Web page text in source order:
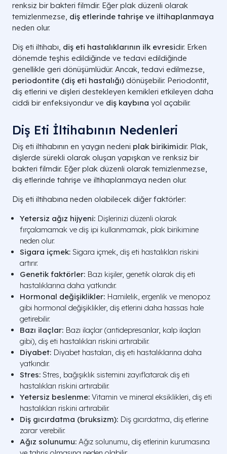
renksiz bir bakteri filmdir. Eğer plak düzenli olarak
temizlenmezse, diş etlerinde tahrişe ve iltihaplanmaya
neden olur.
Diş eti iltihabı, diş eti hastalıklarının ilk evresidir. Erken
dönemde teşhis edildiğinde ve tedavi edildiğinde
genellikle geri dönüşümlüdür. Ancak, tedavi edilmezse,
periodontite (diş eti hastalığı) dönüşebilir. Periodontit,
diş etlerini ve dişleri destekleyen kemikleri etkileyen daha
ciddi bir enfeksiyondur ve diş kaybına yol açabilir.
Diş Eti İltihabının Nedenleri
Diş eti iltihabının en yaygın nedeni plak birikimidir. Plak,
dişlerde sürekli olarak oluşan yapışkan ve renksiz bir
bakteri filmdir. Eğer plak düzenli olarak temizlenmezse,
diş etlerinde tahrişe ve iltihaplanmaya neden olur.
Diş eti iltihabına neden olabilecek diğer faktörler:
Yetersiz ağız hijyeni: Dişlerinizi düzenli olarak
fırçalamamak ve diş ipi kullanmamak, plak birikimine
neden olur.
Sigara içmek: Sigara içmek, diş eti hastalıkları riskini
artırır.
Genetik faktörler: Bazı kişiler, genetik olarak diş eti
hastalıklarına daha yatkındır.
Hormonal değişiklikler: Hamilelik, ergenlik ve menopoz
gibi hormonal değişiklikler, diş etlerini daha hassas hale
getirebilir.
Bazı ilaçlar: Bazı ilaçlar (antidepresanlar, kalp ilaçları
gibi), diş eti hastalıkları riskini artırabilir.
Diyabet: Diyabet hastaları, diş eti hastalıklarına daha
yatkındır.
Stres: Stres, bağışıklık sistemini zayıflatarak diş eti
hastalıkları riskini artırabilir.
Yetersiz beslenme: Vitamin ve mineral eksiklikleri, diş eti
hastalıkları riskini artırabilir.
Diş gıcırdatma (bruksizm): Diş gıcırdatma, diş etlerine
zarar verebilir.
Ağız solunumu: Ağız solunumu, diş etlerinin kurumasına